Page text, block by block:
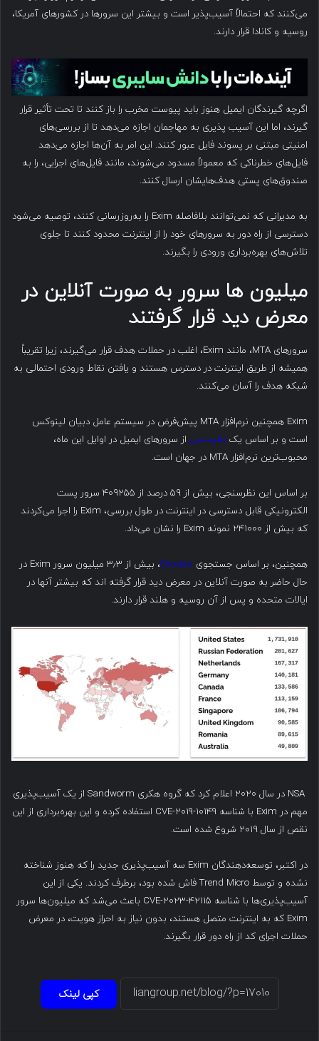
می‌کنند که احتمالاً آسیب‌پذیر است و بیشتر این سرورها در کشورهای آمریکا،
روسیه و کانادا قرار دارند.
اگرچه گیرندگان ایمیل هنوز باید پیوست مخرب را باز کنند تا تحت تأثیر قرار
گیرند، اما این آسیب پذیری به مهاجمان اجازه می‌دهد تا از بررسی‌های
امنیتی مبتنی بر پسوند فایل عبور کنند. این امر به آن‌ها اجازه می‌دهد
فایل‌های خطرناکی که معمولاً مسدود می‌شوند، مانند فایل‌های اجرایی، را به
صندوق‌های پستی هدف‌هایشان ارسال کنند.
به مدیرانی که نمی‌توانند بلافاصله Exim را به‌روزرسانی کنند، توصیه می‌شود
دسترسی از راه دور به سرورهای خود را از اینترنت محدود کنند تا جلوی
تلاش‌های بهره‌برداری ورودی را بگیرند.
میلیون ها سرور به صورت آنلاین در
معرض دید قرار گرفتند
سرورهای MTA، مانند Exim، اغلب در حملات هدف قرار می‌گیرند، زیرا تقریباً
همیشه از طریق اینترنت در دسترس هستند و یافتن نقاط ورودی احتمالی به
شبکه هدف را آسان می‌کنند.
Exim همچنین نرم‌افزار MTA پیش‌فرض در سیستم عامل دبیان لینوکس
است و بر اساس یک نظرسنجی از سرورهای ایمیل در اوایل این ماه،
محبوب‌ترین نرم‌افزار MTA در جهان است.
بر اساس این نظرسنجی، بیش از ۵۹ درصد از ۴۰۹۲۵۵ سرور پست
الکترونیکی قابل دسترسی در اینترنت در طول بررسی، Exim را اجرا می‌کردند
که بیش از ۲۴۱۰۰۰ نمونه Exim را نشان می‌داد.
همچنین، بر اساس جستجوی Shodan
، بیش از ۳٫۳ میلیون سرور Exim در
حال حاضر به صورت آنلاین در معرض دید قرار گرفته اند که بیشتر آنها در
ایالات متحده و پس از آن روسیه و هلند قرار دارند.
NSA در سال ۲۰۲۰ اعلام کرد که گروه هکری Sandworm از یک آسیب‌پذیری
مهم در Exim با شناسه CVE-2019-10149 استفاده کرده و این بهره‌برداری از این
نقص از سال ۲۰۱۹ شروع شده است.
در اکتبر، توسعه‌دهندگان Exim سه آسیب‌پذیری جدید را که هنوز شناخته
نشده و توسط Trend Micro فاش شده بود، برطرف کردند. یکی از این
آسیب‌پذیری‌ها با شناسه CVE-2023-42115 باعث می‌شد که میلیون‌ها سرور
Exim که به اینترنت متصل هستند، بدون نیاز به احراز هویت، در معرض
حملات اجرای کد از راه دور قرار بگیرند.
کپی لینک